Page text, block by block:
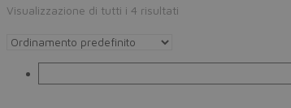
Visualizzazione di tutti i 4 risultati